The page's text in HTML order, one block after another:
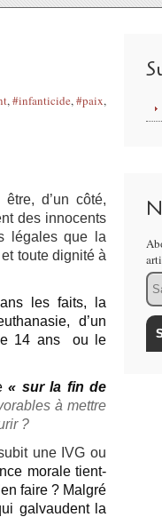
,#infanticide,#paix,
être, d’un côté,
des innocents
légales que la
toute dignité à
les faits, la
d’un
14 ans ou le
« sur la fin de
à mettre
?
une IVG ou
morale tient-
faire ? Malgré
galvaudent la